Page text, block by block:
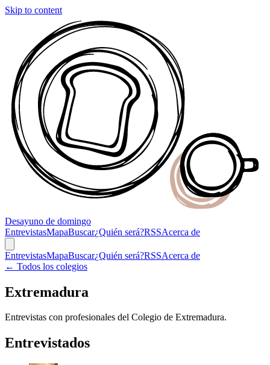
Skip to content
Desayuno de domingo
EntrevistasMapaBuscar¿Quién será?RSSAcerca de
EntrevistasMapaBuscar¿Quién será?RSSAcerca de
← Todos los colegios
Extremadura
Entrevistas con profesionales del Colegio de Extremadura.
Entrevistados